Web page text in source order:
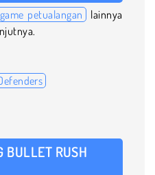
game petualangan lainnya
BULLET RUSH